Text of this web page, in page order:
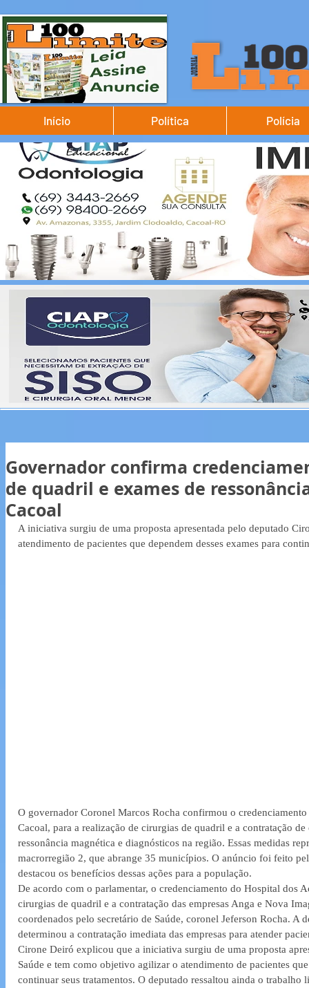
Início Política Polícia
Governador confirma
de quadril e exames de
Cacoal
A iniciativa surgiu de uma proposta apresentada pelo deputado
atendimento de pacientes que dependem desses exames para
O governador Coronel Marcos Rocha confirmou o
Cacoal, para a realização de cirurgias de quadril e a contratação
ressonância magnética e diagnósticos na região. Essas medidas
macrorregião 2, que abrange 35 municípios. O anúncio foi feito
destacou os benefícios dessas ações para a população.
De acordo com o parlamentar, o credenciamento do Hospital dos
cirurgias de quadril e a contratação das empresas Anga e Nova
coordenados pelo secretário de Saúde, coronel Jeferson Rocha. A
determinou a contratação imediata das empresas para atender
Cirone Deiró explicou que a iniciativa surgiu de uma proposta
Saúde e tem como objetivo agilizar o atendimento de pacientes
continuar seus tratamentos. O deputado ressaltou ainda o trabalho